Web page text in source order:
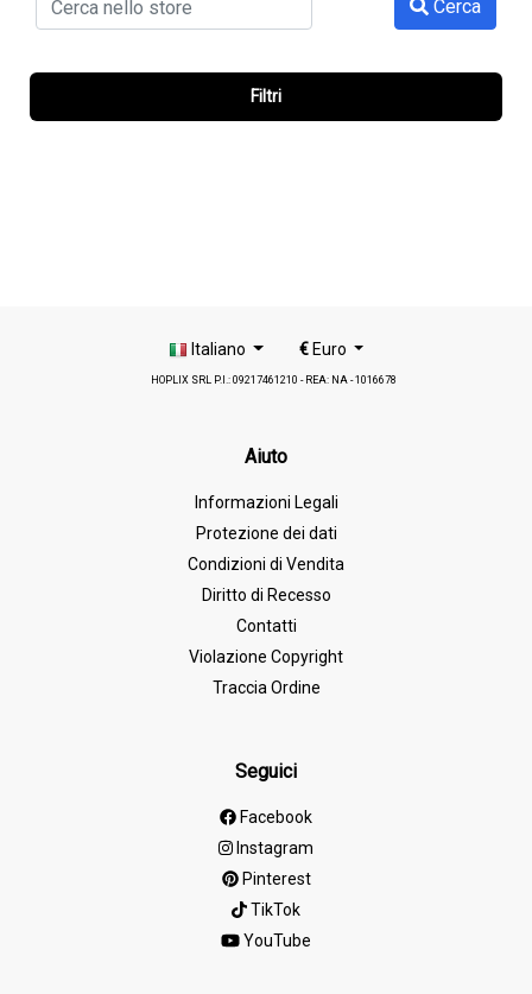
Cerca
Filtri
Italiano €Euro
HOPLIX SRL P.I.: 09217461210 - REA: NA - 1016678
Aiuto
Informazioni Legali
Protezione dei dati
Condizioni di Vendita
Diritto di Recesso
Contatti
Violazione Copyright
Traccia Ordine
Seguici
Facebook
Instagram
Pinterest
TikTok
YouTube